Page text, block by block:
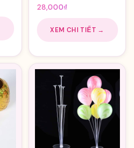
28,000₫
XEM CHI TIẾT →